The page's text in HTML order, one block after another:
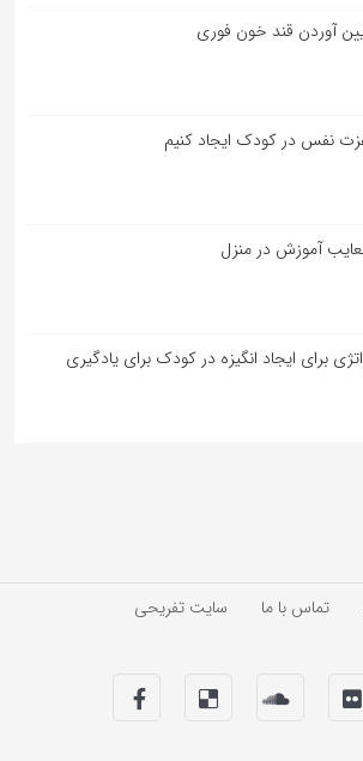
آوردن قند خون فوری
نفس در کودک ایجاد کنیم
آموزش در منزل
تماس با ما سایت تفریحی